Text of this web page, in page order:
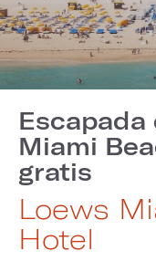
Miami
gratis
Loews
Hotel